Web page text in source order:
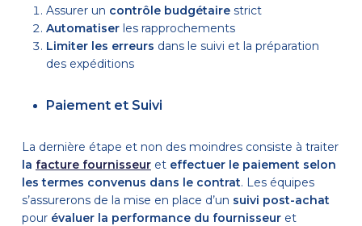
Assurer un contrôle budgétairestrict
Automatiserles rapprochements
Limiter les erreurs dans le suivi et la préparation
des expéditions
Paiement et Suivi
La dernière étape et non des moindres consiste à traiter
la facture fournisseuret effectuer le paiement selon
les termes convenus dans le contrat. Les équipes
s’assurerons de la mise en place d’un suivi post-achat
pour évaluer la performance du fournisseuret